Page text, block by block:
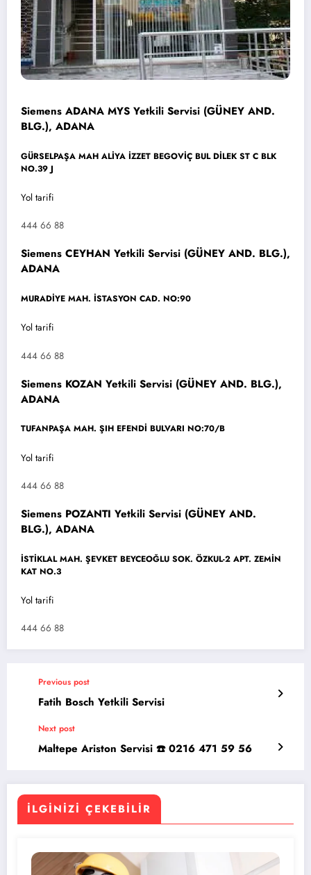
Siemens ADANA MYS Yetkili Servisi (GÜNEY AND.
BLG.), ADANA
GÜRSELPAŞA MAH ALİYA İZZET BEGOVİÇ BUL DİLEK ST C BLK
NO.39 J
Yol tarifi
444 66 88
Siemens CEYHAN Yetkili Servisi (GÜNEY AND. BLG.),
ADANA
MURADİYE MAH. İSTASYON CAD. NO:90
Yol tarifi
444 66 88
Siemens KOZAN Yetkili Servisi (GÜNEY AND. BLG.),
ADANA
TUFANPAŞA MAH. ŞIH EFENDİ BULVARI NO:70/B
Yol tarifi
444 66 88
Siemens POZANTI Yetkili Servisi (GÜNEY AND.
BLG.), ADANA
İSTİKLAL MAH. ŞEVKET BEYCEOĞLU SOK. ÖZKUL-2 APT. ZEMİN
KAT NO.3
Yol tarifi
444 66 88
Previous post
Fatih Bosch Yetkili Servisi
Next post
Maltepe Ariston Servisi ☎️ 0216 471 59 56
İLGINIZI ÇEKEBILIR